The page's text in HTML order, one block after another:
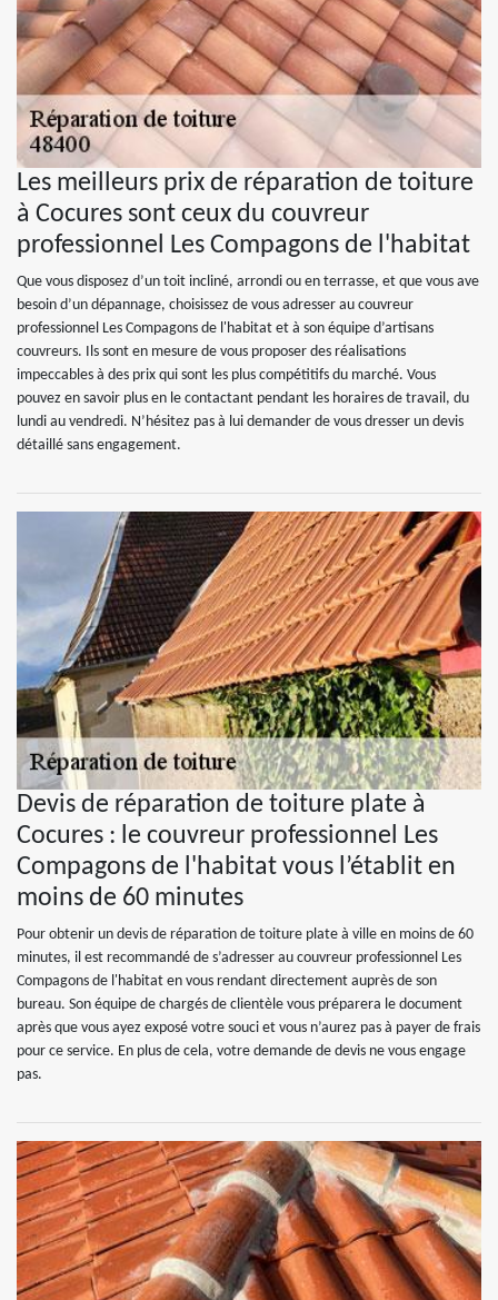
Les meilleurs prix de réparation de toiture
à Cocures sont ceux du couvreur
professionnel Les Compagons de l'habitat
Que vous disposez d’un toit incliné, arrondi ou en terrasse, et que vous ave
besoin d’un dépannage, choisissez de vous adresser au couvreur
professionnel Les Compagons de l'habitat et à son équipe d’artisans
couvreurs. Ils sont en mesure de vous proposer des réalisations
impeccables à des prix qui sont les plus compétitifs du marché. Vous
pouvez en savoir plus en le contactant pendant les horaires de travail, du
lundi au vendredi. N’hésitez pas à lui demander de vous dresser un devis
détaillé sans engagement.
Devis de réparation de toiture plate à
Cocures : le couvreur professionnel Les
Compagons de l'habitat vous l’établit en
moins de 60 minutes
Pour obtenir un devis de réparation de toiture plate à ville en moins de 60
minutes, il est recommandé de s’adresser au couvreur professionnel Les
Compagons de l'habitat en vous rendant directement auprès de son
bureau. Son équipe de chargés de clientèle vous préparera le document
après que vous ayez exposé votre souci et vous n’aurez pas à payer de frais
pour ce service. En plus de cela, votre demande de devis ne vous engage
pas.